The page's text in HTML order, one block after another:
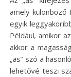
amely különböző
egyik
Például, amikor
akkor a
„as” szó a
lehetővé teszi